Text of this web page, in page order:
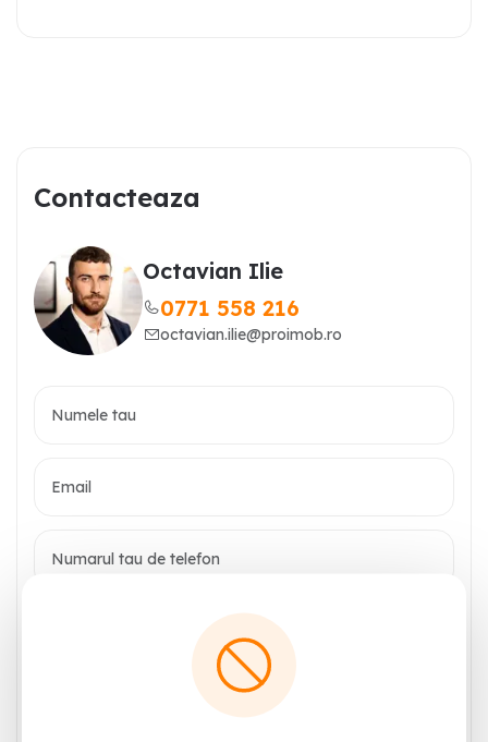
Contacteaza
Octavian Ilie
0771 558 216
octavian.ilie@proimob.ro